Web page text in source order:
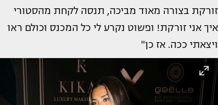
זורקת בצורה מאוד מביכה, תנסה לקחת מהסטורי
איך אני זורקת! ופשוט נקרע לי כל המכנס וכולם ראו
ויצאתי ככה. אז כן"